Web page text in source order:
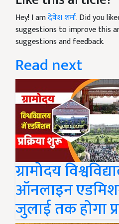
Hey! I amदेवेश शर्मा. Did you
suggestions to improve this
suggestions and feedback.
Read next
ग्रामोदय
ऑनलाइन
जुलाई तक होगा